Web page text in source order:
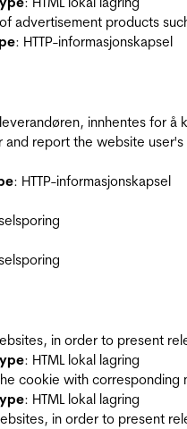
advertisement products
: HTTP-informasjonskapsel
innhentes for
report the website
: HTTP-informasjonskapsel
in order to present
: HTML lokal lagring
cookie with corresponding
: HTML lokal lagring
in order to present